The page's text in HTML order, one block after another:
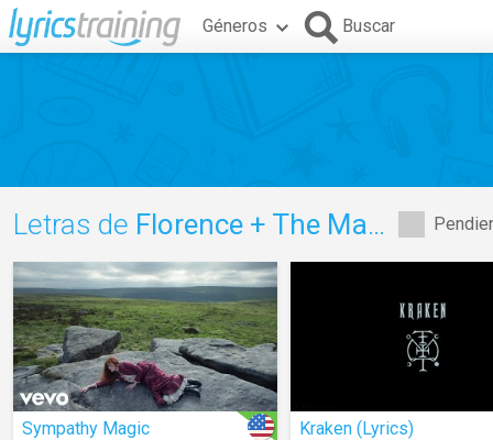
Géneros Buscar
Letras de Florence + The Machine
Sympathy Magic Kraken (Lyrics)